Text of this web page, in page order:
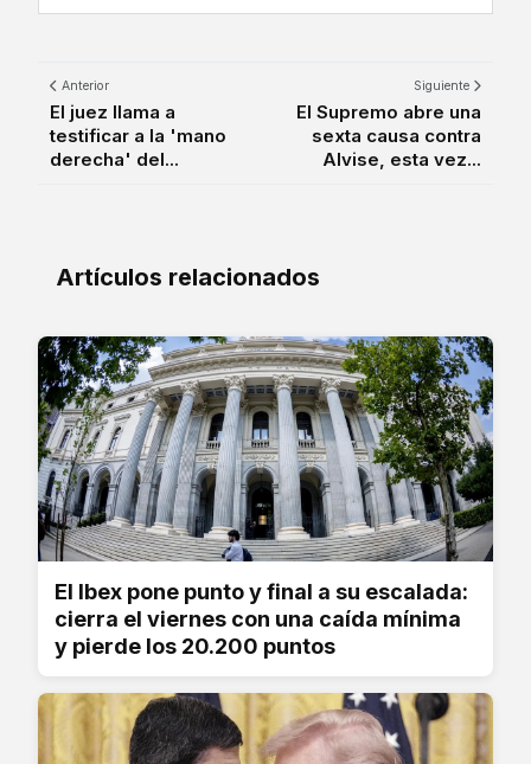
Anterior
El juez llama a
testificar a la 'mano
derecha' del...
Siguiente
El Supremo abre una
sexta causa contra
Alvise, esta vez...
Artículos relacionados
El Ibex pone punto y final a su escalada:
cierra el viernes con una caída mínima
y pierde los 20.200 puntos